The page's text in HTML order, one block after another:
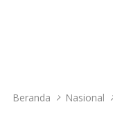
Beranda Nasional